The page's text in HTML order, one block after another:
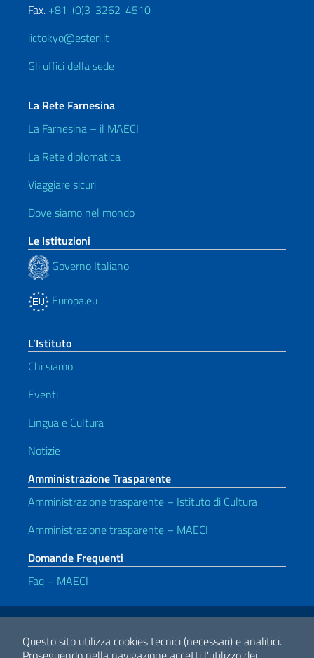
Questo sito utilizza cookies tecnici (necessari) e analitici.
Fax. +81-(0)3-3262-4510
iictokyo@esteri.it
Gli uffici della sede
La Rete Farnesina
La Farnesina – il MAECI
La Rete diplomatica
Viaggiare sicuri
Dove siamo nel mondo
Le Istituzioni
Governo Italiano
Europa.eu
L’Istituto
Chi siamo
Eventi
Lingua e Cultura
Notizie
Amministrazione Trasparente
Amministrazione trasparente – Istituto di Cultura
Amministrazione trasparente – MAECI
Domande Frequenti
Faq – MAECI
Link Utili